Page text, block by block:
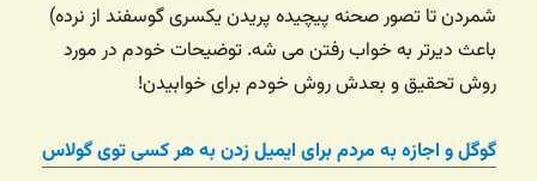
شمردن تا تصور صحنه پیچیده پریدن یکسری گوسفند از نرده)
باعث دیرتر به خواب رفتن می شه. توضیحات خودم در مورد
روش تحقیق و بعدش روش خودم برای خوابیدن!
گوگل و اجازه به مردم برای ایمیل زدن به هر کسی توی گولاس